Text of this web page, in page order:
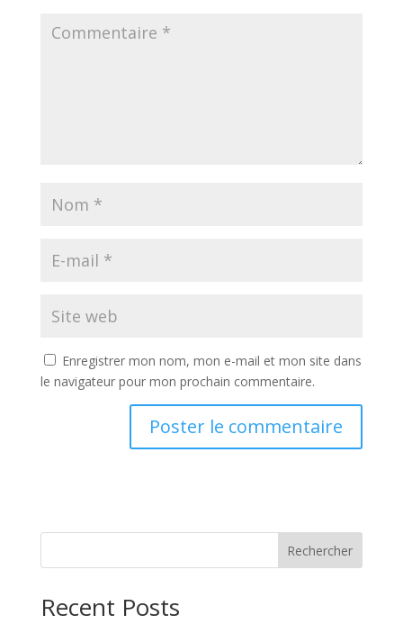
Enregistrer mon nom, mon e-mail et mon site dans
le navigateur pour mon prochain commentaire.
Rechercher
Recent Posts